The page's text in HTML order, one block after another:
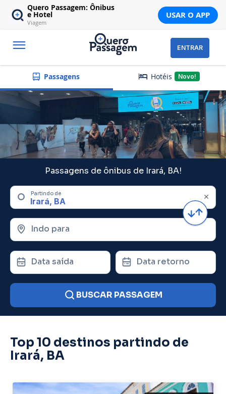
Quero Passagem: Ônibus
e Hotel
Viagem
USAR O APP
ENTRAR
Passagens Hotéis Novo!
Passagens de ônibus de Irará, BA!
Partindo de
Indo para
Data saída Data retorno
BUSCAR PASSAGEM
Top 10 destinos partindo de
Irará, BA